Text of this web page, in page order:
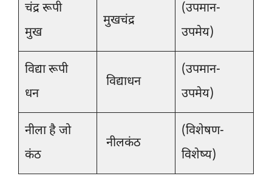
चंद्र रूपी
मुख
मुखचंद्र
(उपमान-
उपमेय)
विद्या रूपी
धन
विद्याधन
(उपमान-
उपमेय)
नीला है जो
कंठ
नीलकंठ
(विशेषण-
विशेष्य)